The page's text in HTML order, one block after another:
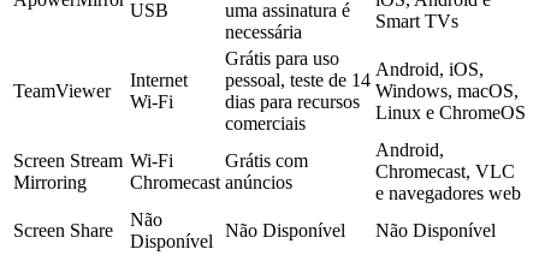
USB
uma assinatura é
necessária
Smart TVs
TeamViewer
Internet
Wi‑Fi
Grátis para uso
pessoal, teste de 14
dias para recursos
comerciais
Android, iOS,
Windows, macOS,
Linux e ChromeOS
Screen Stream
Mirroring
Wi‑Fi
Chromecast
Grátis com
anúncios
Android,
Chromecast, VLC
e navegadores web
Screen Share
Não
Disponível
Não Disponível Não Disponível